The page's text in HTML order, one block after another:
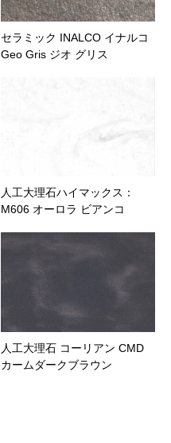
セラミック INALCO イナルコ
Geo Gris ジオ グリス
人工大理石ハイマックス：
M606 オーロラ ビアンコ
人工大理石 コーリアン CMD
カームダークブラウン